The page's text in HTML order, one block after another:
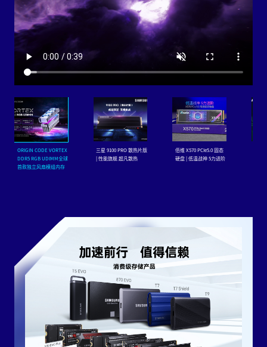
ORIGIN CODE VORTEX
DDR5 RGB UDIMM全球
首款独立风扇模组内存
三星 9100 PRO 散热片版
| 性能旗舰 超凡散热
佰维 X570 PCIe5.0 固态
硬盘 | 低温战神 5力进阶